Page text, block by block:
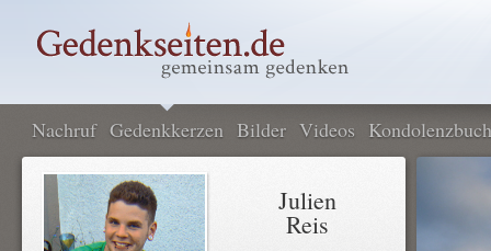
Nachruf Gedenkkerzen Bilder Videos Kondolenzbuch
Julien
Reis